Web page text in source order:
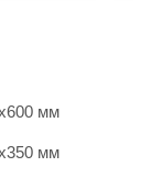
мм
мм